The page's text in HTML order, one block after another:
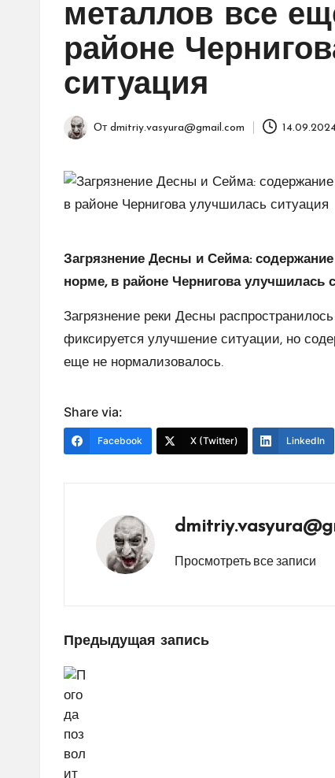
металлов все
районе
ситуация
Запись
От dmitriy.vasyura@gmail.com
Загрязнение Десны и Сейма:
норме, в районе Чернигова улучшилась
Загрязнение реки Десны
фиксируется улучшение ситуации, но
еще не нормализовалось.
Share via:
Facebook X (Twitter) LinkedIn
Просмотреть все записи
Навигация
по
записям
Предыдущая запись